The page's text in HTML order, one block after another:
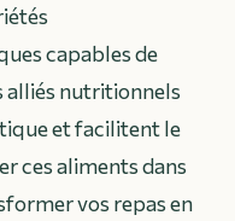
capables de
alliés nutritionnels
et facilitent le
ces aliments dans
vos repas en